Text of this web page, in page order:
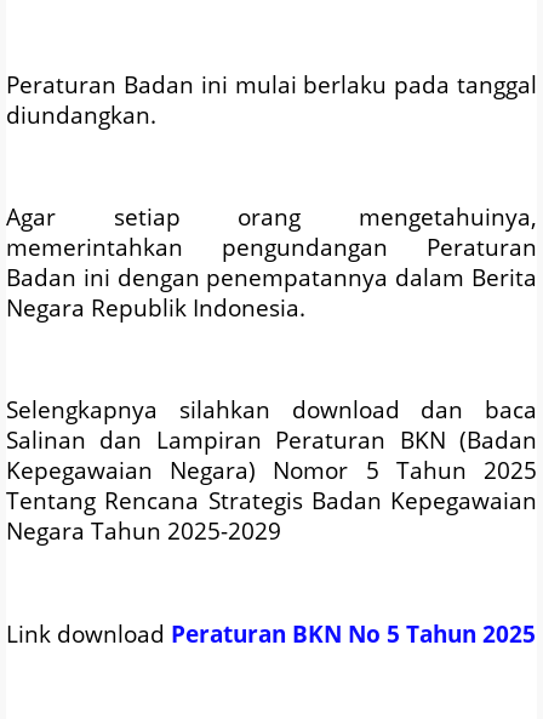
Peraturan Badan ini mulai berlaku pada tanggal
diundangkan.
Agar setiap orang mengetahuinya,
memerintahkan pengundangan Peraturan
Badan ini dengan penempatannya dalam Berita
Negara Republik Indonesia.
Selengkapnya silahkan download dan baca
Salinan dan Lampiran Peraturan BKN (Badan
Kepegawaian Negara) Nomor 5 Tahun 2025
Tentang Rencana Strategis Badan Kepegawaian
Negara Tahun 2025-2029
Link download Peraturan BKN No 5 Tahun 2025